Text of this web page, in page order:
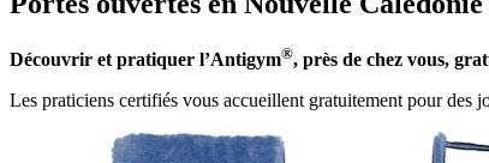
Découvrir et pratiquer l’Antigym®, près de chez vous,
Les praticiens certifiés vous accueillent gratuitement pour des